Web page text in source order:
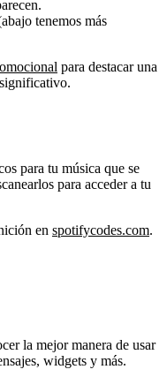
tenemos más
para destacar una
para tu música que se
para acceder a tu
en spotifycodes.com.
la mejor manera de usar
widgets y más.